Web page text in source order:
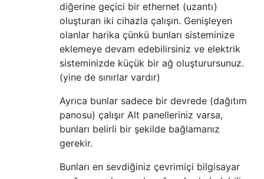
diğerine geçici bir ethernet (uzantı)
oluşturan iki cihazla çalışın. Genişleyen
olanlar harika çünkü bunları sisteminize
eklemeye devam edebilirsiniz ve elektrik
sisteminizde küçük bir ağ oluşturursunuz.
(yine de sınırlar vardır)
Ayrıca bunlar sadece bir devrede (dağıtım
panosu) çalışır Alt panelleriniz varsa,
bunları belirli bir şekilde bağlamanız
gerekir.
Bunları en sevdiğiniz çevrimiçi bilgisayar